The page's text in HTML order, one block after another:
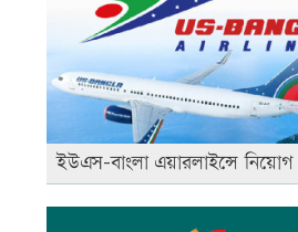
ইউএস-বাংলা এয়ারলাইন্সে নিয়োগ